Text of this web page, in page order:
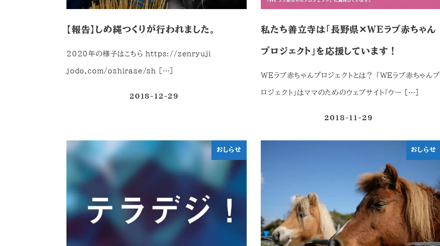
【報告】しめ縄つくりが行われました。
2020年の様子はこちら https://zenryuji-
jodo.com/oshirase/sh […]
2018-12-29
私たち善立寺は「長野県✕WEラブ赤ちゃん
プロジェクト」を応援しています！
WEラブ赤ちゃんプロジェクトとは？ 「WEラブ赤ちゃんプ
ロジェクト」はママのためのウェブサイト「ウー […]
2018-11-29
おしらせ おしらせ